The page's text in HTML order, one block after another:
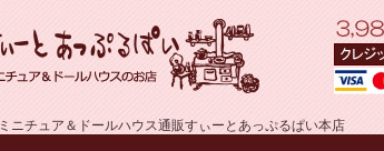
ミニチュア＆ドールハウス通販すぃーとあっぷるぱい本店